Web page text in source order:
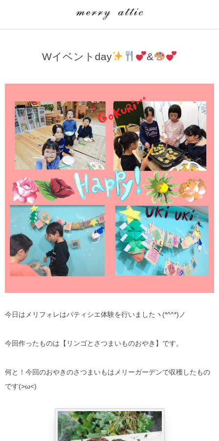
Wイベントday &
今日はメリフォレはパティシエ体験を行いましたヽ(*^^*)ノ
今回作ったものは【リンゴとさつまいものおやき】です。
何と！今回のおやきのさつまいもはメリーガーデンで収穫したもの
です(>ω<)
merry attic ミュージッククラス